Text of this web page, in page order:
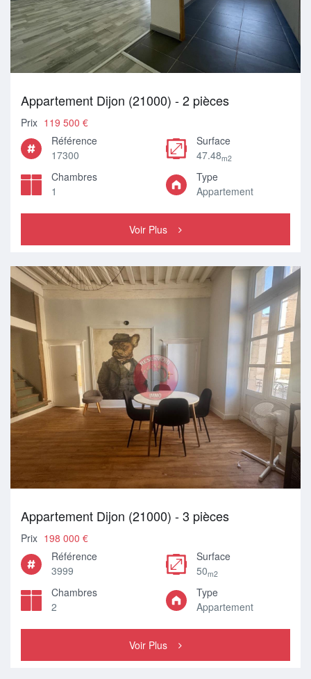
Appartement Dijon (21000) - 2 pièces
Prix 119 500 €
Référence
17300
Surface
47.48m2
Chambres
1
Type
Appartement
Voir Plus
Appartement Dijon (21000) - 3 pièces
Prix 198 000 €
Référence
3999
Surface
50m2
Chambres
2
Type
Appartement
Voir Plus